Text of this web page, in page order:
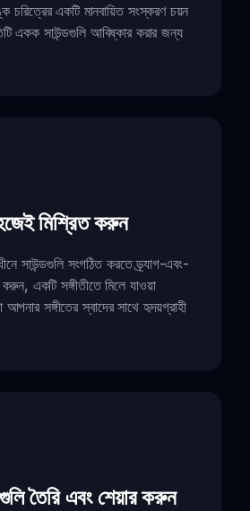
চরিত্রের একটি মানবায়িত সংস্করণ চয়ন
একক সাউন্ডগুলি আবিষ্কার করার জন্য
মিশ্রিত করুন
সাউন্ডগুলি সংগঠিত করতে ড্র্যাগ-এবং-
করুন, একটি সঙ্গীতীতে মিলে যাওয়া
সঙ্গীতের স্বাদের সাথে হৃদয়গ্রাহী
তৈরি এবং শেয়ার করুন